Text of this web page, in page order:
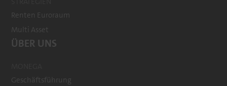
Renten Euroraum
Multi Asset
ÜBER UNS
Geschäftsführung